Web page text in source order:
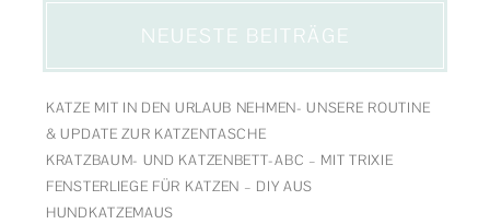
NEUESTE BEITRÄGE
KATZE MIT IN DEN URLAUB NEHMEN- UNSERE ROUTINE
& UPDATE ZUR KATZENTASCHE
KRATZBAUM- UND KATZENBETT-ABC – MIT TRIXIE
FENSTERLIEGE FÜR KATZEN – DIY AUS
HUNDKATZEMAUS